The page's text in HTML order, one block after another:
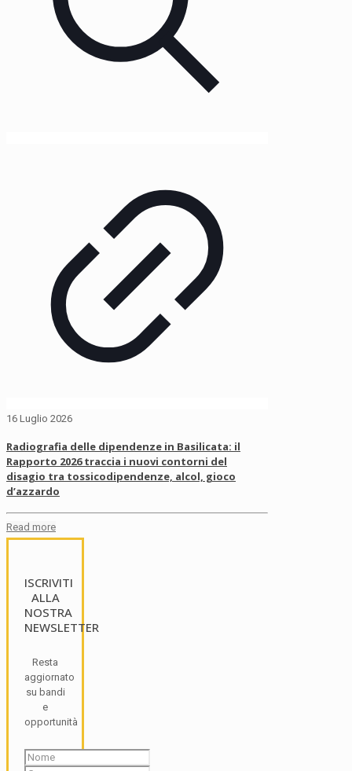
16 Luglio 2026
Radiografia delle dipendenze in Basilicata: il
Rapporto 2026 traccia i nuovi contorni del
disagio tra tossicodipendenze, alcol, gioco
d’azzardo
Read more
ISCRIVITI
ALLA
NOSTRA
NEWSLETTER
Resta
aggiornato
su bandi
e
opportunità